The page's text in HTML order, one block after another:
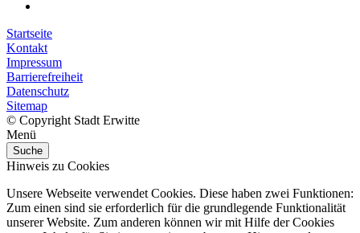
Startseite
Kontakt
Impressum
Barrierefreiheit
Datenschutz
Sitemap
© Copyright Stadt Erwitte
Menü
Suche
Hinweis zu Cookies
Unsere Webseite verwendet Cookies. Diese haben zwei Funktionen:
Zum einen sind sie erforderlich für die grundlegende Funktionalität
unserer Website. Zum anderen können wir mit Hilfe der Cookies